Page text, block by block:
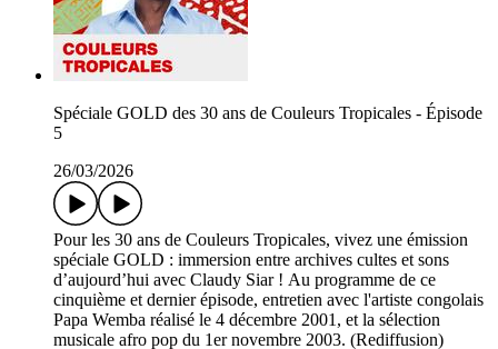
Spéciale GOLD des 30 ans de Couleurs Tropicales - Épisode
5
26/03/2026
Pour les 30 ans de Couleurs Tropicales, vivez une émission
spéciale GOLD : immersion entre archives cultes et sons
d’aujourd’hui avec Claudy Siar ! Au programme de ce
cinquième et dernier épisode, entretien avec l'artiste congolais
Papa Wemba réalisé le 4 décembre 2001, et la sélection
musicale afro pop du 1er novembre 2003. (Rediffusion)